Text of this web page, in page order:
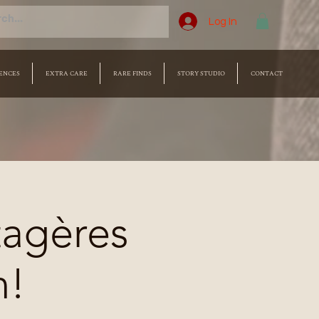
EXTRA CARE RARE FINDS STORY STUDIO CONTACT
Log In